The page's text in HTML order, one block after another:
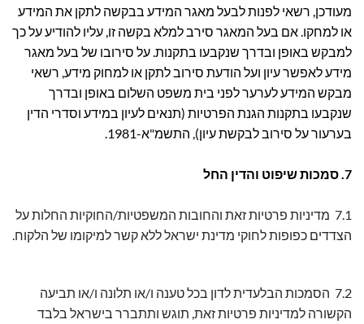
מעודכן, רשאי לפנות לבעל מאגר המידע בבקשה לתקן את המידע
או למחקו. אם בעל המאגר סירב למלא בקשה זו, עליו להודיע על כך
למבקש באופן ובדרך שנקבעו בתקנות. על סירובו של בעל מאגר
מידע לאפשר עיון ועל הודעת סירוב לתקן או למחוק מידע, רשאי
מבקש המידע לערער לפני בית משפט השלום באופן ובדרך
שנקבעו בתקנות הגנת הפרטיות (תנאים לעיון במידע וסדרי הדין
בערעור על סירוב לבקשת עיון), התשמ"א-1981.
7. סמכות שיפוט והדין החל
7.1 מדיניות פרטיות זאת והחובות המשפטיות/החוקיות החלות על
הצדדים כפופות לחוקי מדינת ישראל ללא קשר למיקומו של הלקוח.
7.2 הסמכות הבלעדית לדון בכל טענה ו/או תלונה ו/או תביעה
הקשורה למדיניות פרטיות זאת, תוגש ותתברר בישראל בלבד